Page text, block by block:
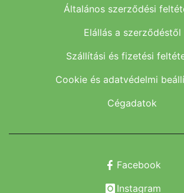
Általános szerződési
Elállás a szerződéstől
Szállítási és fizetési
Cookie és adatvédelmi
Cégadatok
Facebook
Instagram